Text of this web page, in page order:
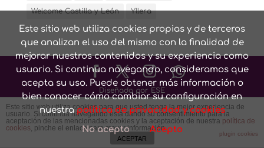
Este sitio web utiliza cookies propias y de terceros
que analizan el uso del mismo con la finalidad de
mejorar nuestros contenidos y su experiencia como
usuario. Si continua navegando, consideramos que
acepta su uso. Puede obtener más información o
bien conocer cómo cambiar su configuración en
nuestrapolítica de privacidad y cookies
No acepto
Acepto
Welcome Castilla y León Yllera
Diseñado por ESE
Este sitio web utiliza cookies para que usted tenga la mejor experiencia de
usuario. Si continúa navegando está dando su consentimiento para la
aceptación de las mencionadas cookies y la aceptación de nuestra política de
cookies, pinche el enlace para mayor información.
plugin cookies
ACEPTAR
Conozca nuestraPolítica de privacidad y cookies yAviso
legal